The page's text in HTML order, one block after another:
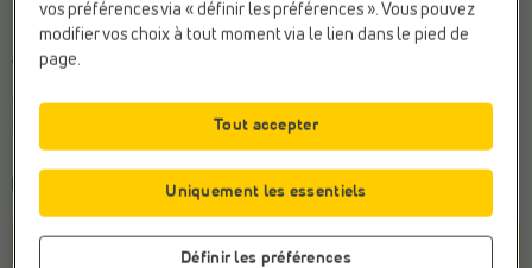
Taille
31
Commandé avant 22h, livraison le mardi
vos préférences via « définir les préférences ». Vous pouvez
modifier vos choix à tout moment via le lien dans le pied de
page.
Définir les préférences
Uniquement les essentiels
Tout accepter